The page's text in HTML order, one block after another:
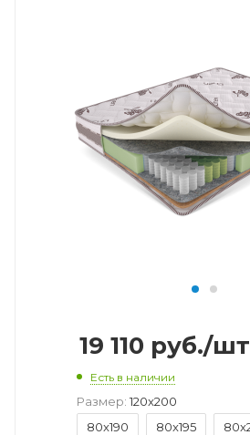
19 110 руб./шт
Есть в наличии
Размер: 120x200
80x190
80x195